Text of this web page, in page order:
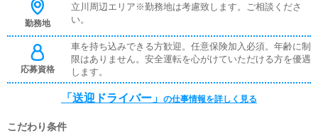
勤務地
立川周辺エリア※勤務地は考慮致します。ご相談くださ
い。
応募資格
車を持ち込みできる方歓迎。任意保険加入必須。年齢に制
限はありません。安全運転を心がけていただける方を優遇
します。
「送迎ドライバー」 の仕事情報を詳しく見る
こだわり条件